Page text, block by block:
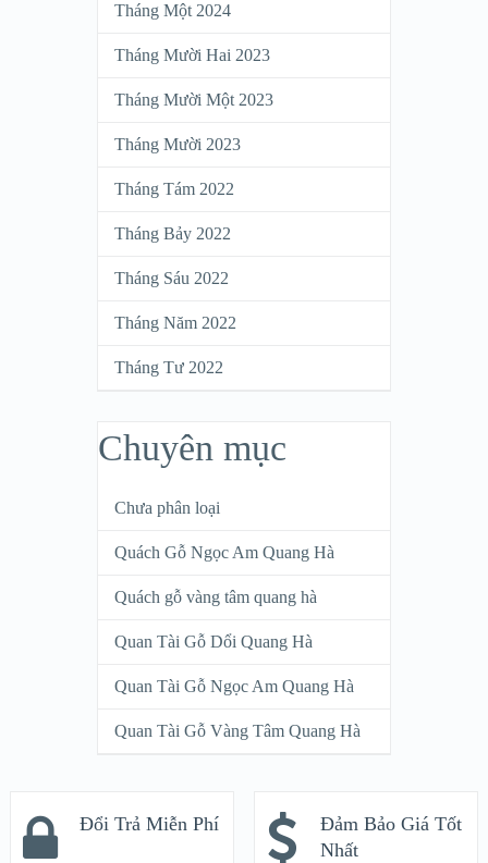
Tháng Một 2024
Tháng Mười Hai 2023
Tháng Mười Một 2023
Tháng Mười 2023
Tháng Tám 2022
Tháng Bảy 2022
Tháng Sáu 2022
Tháng Năm 2022
Tháng Tư 2022
Chuyên mục
Chưa phân loại
Quách Gỗ Ngọc Am Quang Hà
Quách gỗ vàng tâm quang hà
Quan Tài Gỗ Dổi Quang Hà
Quan Tài Gỗ Ngọc Am Quang Hà
Quan Tài Gỗ Vàng Tâm Quang Hà
Đổi Trả Miễn Phí
Đảm Bảo Giá Tốt
Nhất